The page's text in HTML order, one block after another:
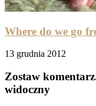
Where do we go
13 grudnia 2012
Zostaw komentarz
widoczny